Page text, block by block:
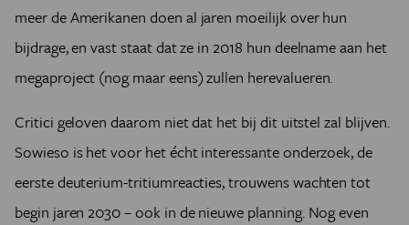
meer de Amerikanen doen al jaren moeilijk over hun
bijdrage, en vast staat dat ze in 2018 hun deelname aan het
megaproject (nog maar eens) zullen herevalueren.
Critici geloven daarom niet dat het bij dit uitstel zal blijven.
Sowieso is het voor het écht interessante onderzoek, de
eerste deuterium-tritiumreacties, trouwens wachten tot
begin jaren 2030 – ook in de nieuwe planning. Nog even